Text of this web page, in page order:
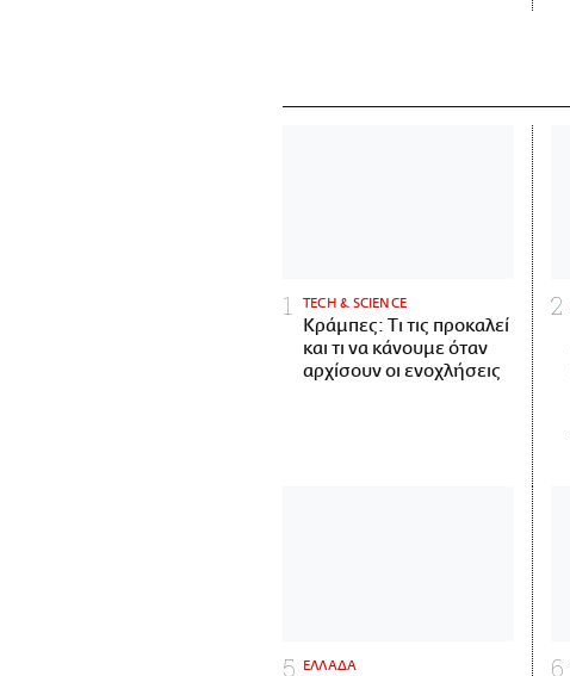
ΤECH & SCIENCE
Κράμπες: Τι τις προκαλεί
και τι να κάνουμε όταν
αρχίσουν οι ενοχλήσεις
ΕΛΛΑΔΑ